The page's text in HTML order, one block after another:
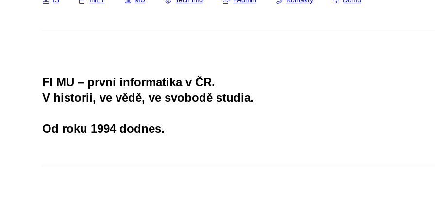
FI MU – první informatika v ČR.
V historii, ve vědě, ve svobodě studia.
Od roku 1994 dodnes.